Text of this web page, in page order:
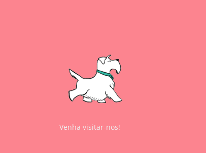
Venha visitar-nos!